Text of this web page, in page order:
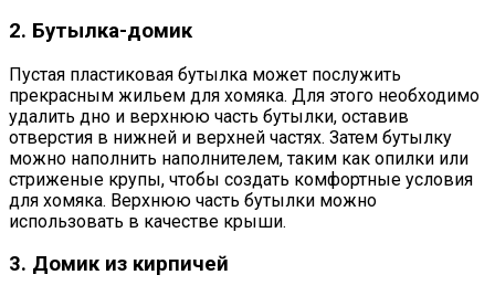
2. Бутылка-домик
Пустая пластиковая бутылка может послужить
прекрасным жильем для хомяка. Для этого необходимо
удалить дно и верхнюю часть бутылки, оставив
отверстия в нижней и верхней частях. Затем бутылку
можно наполнить наполнителем, таким как опилки или
стриженые крупы, чтобы создать комфортные условия
для хомяка. Верхнюю часть бутылки можно
использовать в качестве крыши.
3. Домик из кирпичей